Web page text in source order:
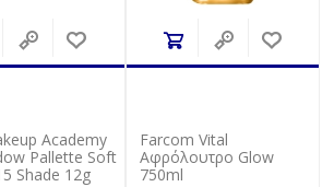
Academy
Pallette Soft
Shade 12g
Farcom Vital
Αφρόλουτρο Glow
750ml